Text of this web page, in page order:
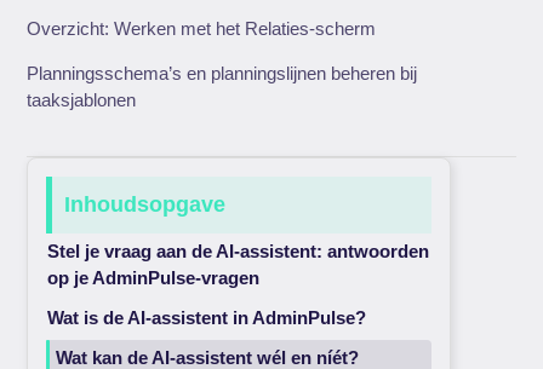
Overzicht: Werken met het Relaties-scherm
Planningsschema’s en planningslijnen beheren bij
taaksjablonen
Inhoudsopgave
Stel je vraag aan de AI-assistent: antwoorden
op je AdminPulse-vragen
Wat is de AI-assistent in AdminPulse?
Wat kan de AI-assistent wél en níét?